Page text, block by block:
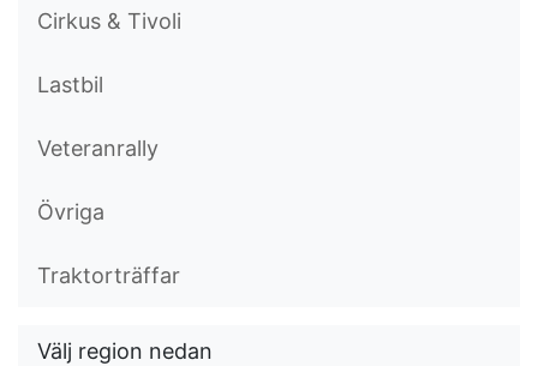
Cirkus & Tivoli
Lastbil
Veteranrally
Övriga
Traktorträffar
Välj region nedan